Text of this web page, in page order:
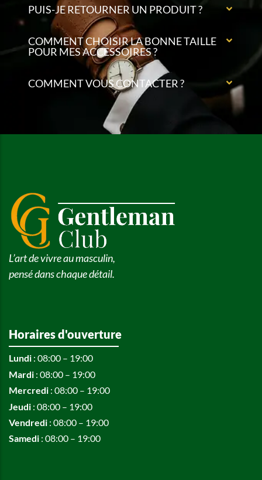
PUIS-JE RETOURNER UN PRODUIT ?
COMMENT CHOISIR LA BONNE TAILLE
POUR MES ACCESSOIRES ?
COMMENT VOUS CONTACTER ?
L’art de vivre au masculin,
pensé dans chaque détail.
Horaires d'ouverture
Lundi : 08:00 – 19:00
Mardi : 08:00 – 19:00
Mercredi : 08:00 – 19:00
Jeudi : 08:00 – 19:00
Vendredi : 08:00 – 19:00
Samedi : 08:00 – 19:00